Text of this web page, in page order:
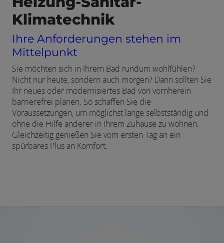
Klimatechnik
Ihre Anforderungen stehen im
Mittelpunkt
Sie möchten sich in Ihrem Bad rundum wohlfühlen?
Nicht nur heute, sondern auch morgen? Dann sollten Sie
Ihr neues oder modernisiertes Bad von vornherein
barrierefrei planen. So schaffen Sie die
Voraussetzungen, um möglichst lange selbstständig und
ohne die Hilfe anderer in Ihrem Zuhause zu wohnen.
Gleichzeitig genießen Sie vom ersten Tag an ein
spürbares Plus an Komfort.